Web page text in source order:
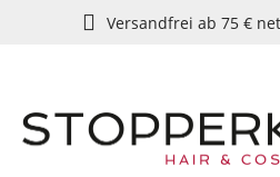
Zur Hauptnavigation
Versandfrei ab 75 €